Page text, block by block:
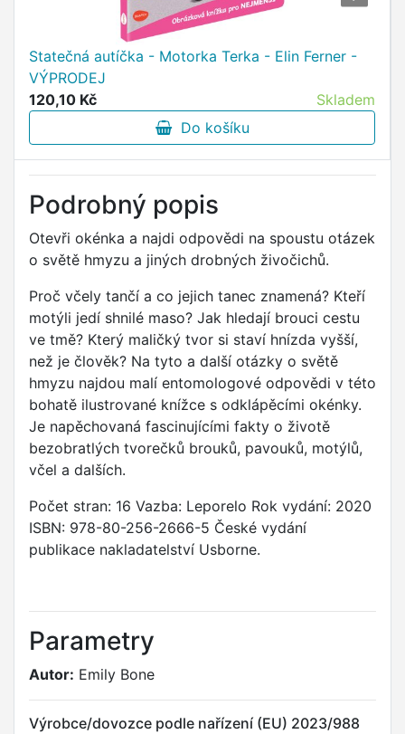
Statečná autíčka - Motorka Terka - Elin Ferner -
VÝPRODEJ
120,10 Kč
Skladem
Do košíku
Podrobný popis
Otevři okénka a najdi odpovědi na spoustu otázek
o světě hmyzu a jiných drobných živočichů.
Proč včely tančí a co jejich tanec znamená? Kteří
motýli jedí shnilé maso? Jak hledají brouci cestu
ve tmě? Který maličký tvor si staví hnízda vyšší,
než je člověk? Na tyto a další otázky o světě
hmyzu najdou malí entomologové odpovědi v této
bohatě ilustrované knížce s odklápěcími okénky.
Je napěchovaná fascinujícími fakty o životě
bezobratlých tvorečků brouků, pavouků, motýlů,
včel a dalších.
Počet stran: 16 Vazba: Leporelo Rok vydání: 2020
ISBN: 978-80-256-2666-5 České vydání
publikace nakladatelství Usborne.
Parametry
Autor: Emily Bone
Výrobce/dovozce podle nařízení (EU) 2023/988